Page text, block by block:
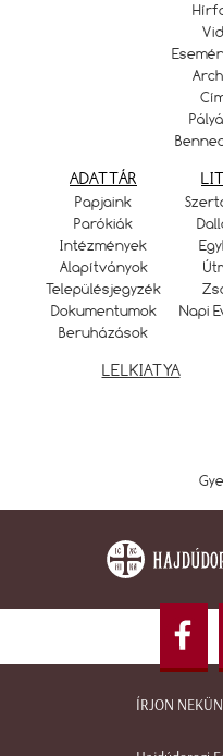
ADATTÁR
Papjaink
Parókiák
Intézmények
Alapítványok
Településjegyzék
Dokumentumok
Beruházások
Napi
LELKIATYA
ÍRJON